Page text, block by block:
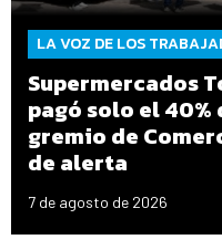
LA VOZ DE LOS
Supermercados
pagó solo el
gremio de
de alerta
7 de agosto de 2026